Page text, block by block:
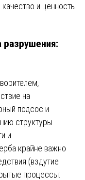
и ценность
разрушения:
на
подсос и
структуры
и
крайне важно
(вздутие
процессы: